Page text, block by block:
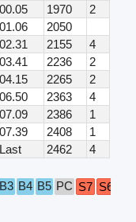
00.05 1970
2
01.06
2050
02.31 2155
4
03.41 2236
2
04.15 2265
2
06.50 2363
4
07.09 2386
1
07.39 2408
1
Last 2462
4
B3 B4 B5 PC S7 S6